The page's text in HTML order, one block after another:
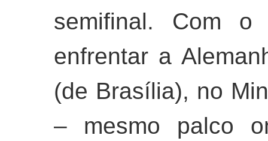
semifinal. Com
enfrentar a
(de Brasília), no
– mesmo palco